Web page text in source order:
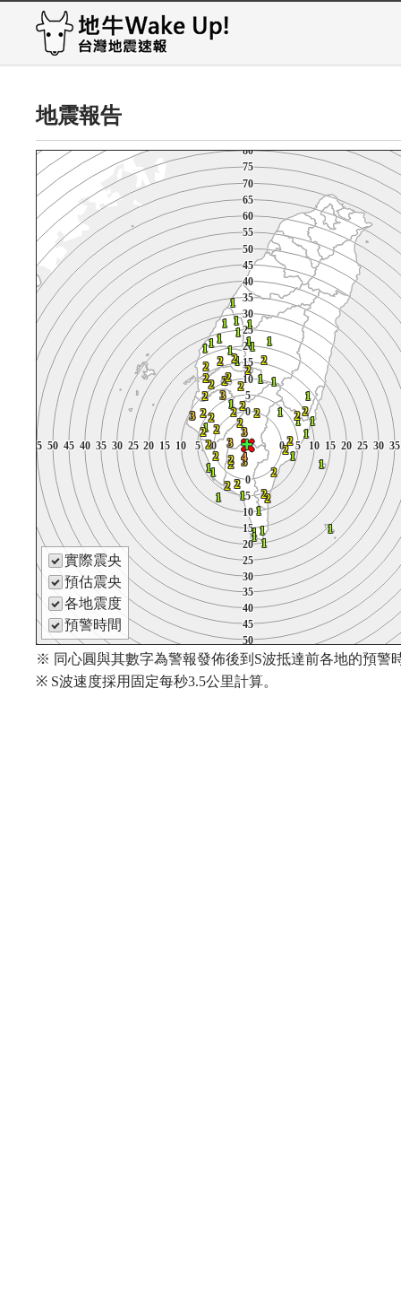
地震報告
0
0
0
0
0
0
0
0
0
0
0
00
0
0
0
0
0
0
0
0
0
0
0
0
0
0 0
0
0
0
0
0
0
0
0
0
0
0 0
5
5
5
5
5
5
5
5
5
5
5
5
5
5
55
5
5
5
5
5
5
5
5
5
5
5 5
5
5
5
5
5
5
5
5
5
5
5 5
10
10
10
10
10
10
10
10
10
10
10
10
10
10
10
10
10
10
10
10
10
10
10
10
10
10
10 10
10
10
10
10
10
10
10
10
10
10
10 10
15
15
15
15
15
15
15
15
15
15
15
15
15
15
15
15
15
15
15
15
15
15
15
15
15
15
15 15
15
15
15
15
15
15
15
15
15
15
15 15
20
20
20
20
20
20
20
20
20
20
20
20
20
20
20
20
20
20
20
20
20
20
20
20
20
20
20 20
20
20
20
20
20
20
20
20
20
20
20 20
25
25
25
25
25
25
25
25
25
25
25
25
25
25
25
25
25
25
25
25
25
25
25
25
25
25
25 25
25
25
25
25
25
25
25
25
25
25
25 25
30
30
30
30
30
30
30
30
30
30
30
30
30
30
30
30
30
30
30
30
30
30
30
30
30
30
30 30
30
30
30
30
30
30
30
30
30
30
30 30
35
35
35
35
35
35
35
35
35
35
35
35
35
35
35
35
35
35
35
35
35
35
35
35
35
35
35 35
35
35
35
35
35
35
35
35
35
35
35 35
40
40
40
40
40
40
40
40
40
40
40
40
40
40
40
40
40
40
40
40
40
40
40
40
40
40
40
40
40
40
45
45
45
45
45
45
45
45
45
45
45
45
45
45
45
45
45
45
45
45
45
45
45
45
45
45
45
45
45
45
50
50
50
50
50
50
50
50
50
50
50
50
50
50
50
50
50
50
50
50
50
50
50
50
50
50
50
50
50
50
55
55
55
55
55
55
55
55
55
55
55
55
55
55
55
55
55
55
55
55
55
55
55
55
55
55
55
55
55
55
60
60
60
60
60
60
60
60
60
6060
60
60
60
60
60
60
65
65
65
65
65
65
65
65
65
65
65
65
65
65
65
65
65
65
65
65
70
70
70
70
70
70
70
70
70
70
75
75
75
75
75
75
75
75
75
75
80
80
80
80
80
80
80
80
80
80
105
105
105
105
105
105
105
1
1
1
1
1
1
1
1
1
1
11
1
1
1
1
1
1
1
1
1
1
1
11
1
11
1
1
1
11
1
1
1
1
1
1
1
1
1
1
1
1
1
1
1
1
1
1
1
1
1
1
1
1
1
1
1
1
1
1
1
1
1
1
1
1
1
1
1
1
1
1
1
1
1
1
1
1
1
1
1
1
1
1
1
1
1
1
1
1
1
1
1
1
1
1
1
1
11
11
1
1
1
1
1
1
1
1
1
1
1
1
1
1
1
1
1
1
1
1
1
1
1
1
1
1
1
11
1
1
1
1
1
1
1
1
1
1
1
1
1
1
1
1
1
1
1
1
1
1
1
1
1
1
1
1
1
1
1
1
1
1
1
1 1
11
11
1
11
1
1
11
1
11
1
11
1
1
1
1
1
1
1
1
1
1
1
1
1
11
11
1
11
1
1 1
1
1
1
1
1
1
1
1
1
1
1
1
1
1
1
11
1
1
1
1
1
1
1
1
1
1
1
1
1
1
1
1
1
1
1
1
1
1
1
1
1
1
1
1
1
1
1
1
1
1
1
1
1
1
1
1
1
1
1
1
1
1
1
1
1
1
1
1
1
1
1
1
1
1
1
1
1
1
1
1
11
1
1
1
1
1
1
1
1
1
1
1
1
1
1
1
1 1
1
1
1
1
1
1
1
1
1
1
1
1
1
1
1
1
1
1
11
1
1
11
1
11
1
1
2
2
2
2
2
2
2
2
2
2
2
2
2
2
2
2
2
2
2
2
2
2
2
2
2
2
2
2
2
2
2
2
2
2
2
2
2
2
2
2
2
2
2
2
2
2
2
2
2
2
2
2
2
2
2
2
2
2
2
2
2
2
2
2
2
2
2
2
2
2
2
2
2
2
2
2
2
2
2
2
2
2
2
2
2
2
2
2
2
2
2
2
2
2
2
2
2
2
2
2
2
2
2
2
2
2
2
2
2
2 2
2
2
2
2
2
2
2
2
2
2
2
2
2
2
2
2
2
2
2
2
2
2
2
2
2
2
2
2
2
2
2
2
2
2
2
2
2
2
2
2
2
2
2
2
2
2
2
2
2
2
2
2
2
2
2
2
2
2
2
2
2
2
2
2
2
2
2
2
2
2
2
2
2
2
2
2
2
2
22
2
2
2
2
2
2
2
2
2
2
2
2
2
2
2
2
2
2
2
2
2
2
2
2
2
2
2
2
2
2
2
2
2
2
2
2
2
2
2
2
2
2
2
2
2
2
2
2
2 2
2
2
2
2
2
2
2
2
2
2
2
2
2
2
2
2
2
2
2
2
2
2
2
2
2
2
2
2
2
2
2
2
2
2
2
2
2
2
2
2
2
2
2
2
2
2
2
2
2
2
2
2
2
2
2
2
2
2
2
2
2
2
2
2
2
2
2
2
2
2
2
2
2
2
2
2
2
2
2
3
3
3
3
3
3
3
3
3
3
3
3
3
3
3
3
3
3
3
3
3
3
3
3
3
3
3
3
3
3
3
3
3
3
3
3
3
3
3
3
3
3
3
3
3
3
3
3
3
3
4
4
44
4
4
4
4
4
4
實際震央
預估震央
各地震度
預警時間
※ 同心圓與其數字為警報發佈後到S波抵達前各地的預警
※ S波速度採用固定每秒3.5公里計算。